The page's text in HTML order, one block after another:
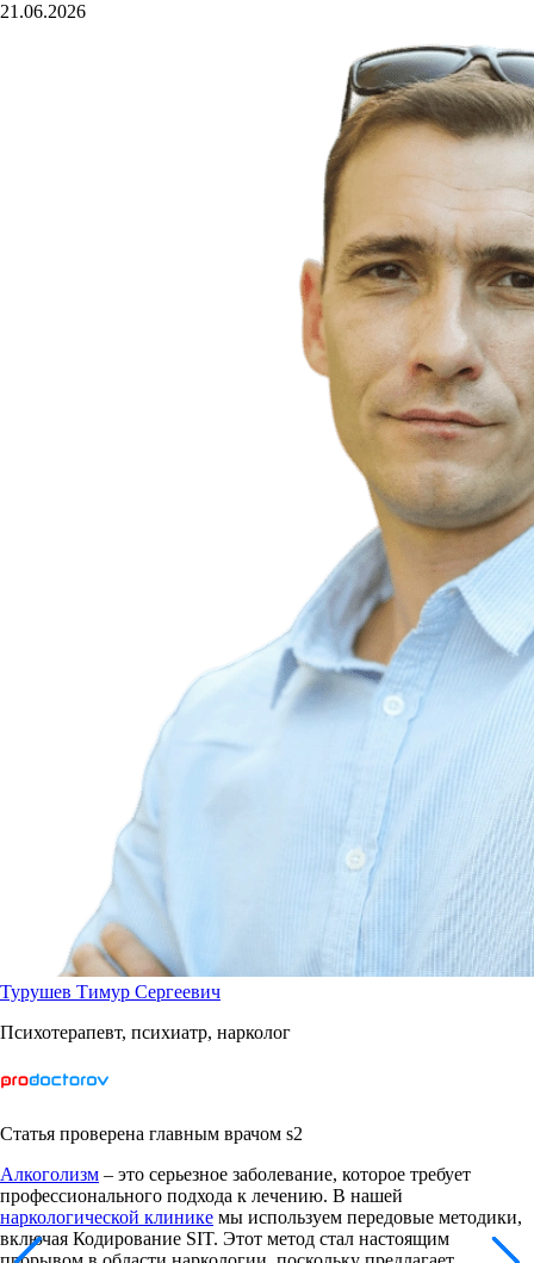
21.06.2026
Турушев Тимур Сергеевич
Психотерапевт, психиатр, нарколог
Статья проверена главным врачом s2
Алкоголизм – это серьезное заболевание, которое требует
профессионального подхода к лечению. В нашей
наркологической клинике мы используем передовые методики,
включая Кодирование SIT. Этот метод стал настоящим